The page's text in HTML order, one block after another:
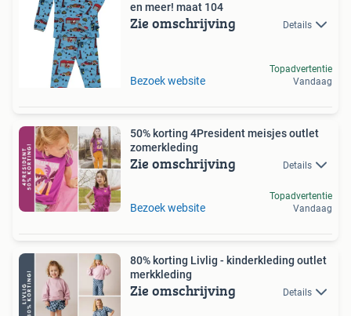
en meer! maat 104
Zie omschrijving Details
Bezoek website
Topadvertentie
Vandaag
50% korting 4President meisjes outlet
zomerkleding
Zie omschrijving Details
Bezoek website
Topadvertentie
Vandaag
80% korting Livlig - kinderkleding outlet
merkkleding
Zie omschrijving Details